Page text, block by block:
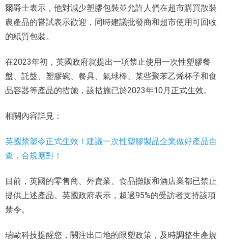
爾爵士表示，他對減少塑膠包裝並允許人們在超市購買散裝
農產品的嘗試表示歡迎，同時建議批發商和超市使用可回收
的紙質包裝。
在2023年初，英國政府就提出一項禁止使用一次性塑膠餐
盤、託盤、塑膠碗、餐具、氣球棒、某些聚苯乙烯杯子和食
品容器等產品的措施，該措施已於2023年10月正式生效。
相關內容詳見：
英國禁塑令正式生效！建議一次性塑膠製品企業做好產品自
查，合規應對！
目前，英國的零售商、外賣業、食品攤販和酒店業都已禁止
提供上述產品。英國政府表示，超過95%的受訪者支持該項
禁令。
瑞歐科技提醒您，關注出口地的限塑政策，及時調整生產規